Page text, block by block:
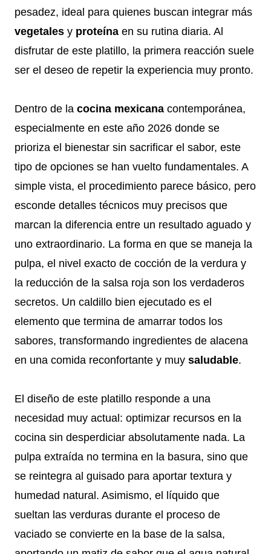
pesadez, ideal para quienes buscan integrar más
vegetales y proteína en su rutina diaria. Al
disfrutar de este platillo, la primera reacción suele
ser el deseo de repetir la experiencia muy pronto.
Dentro de la cocina mexicana contemporánea,
especialmente en este año 2026 donde se
prioriza el bienestar sin sacrificar el sabor, este
tipo de opciones se han vuelto fundamentales. A
simple vista, el procedimiento parece básico, pero
esconde detalles técnicos muy precisos que
marcan la diferencia entre un resultado aguado y
uno extraordinario. La forma en que se maneja la
pulpa, el nivel exacto de cocción de la verdura y
la reducción de la salsa roja son los verdaderos
secretos. Un caldillo bien ejecutado es el
elemento que termina de amarrar todos los
sabores, transformando ingredientes de alacena
en una comida reconfortante y muy saludable.
El diseño de este platillo responde a una
necesidad muy actual: optimizar recursos en la
cocina sin desperdiciar absolutamente nada. La
pulpa extraída no termina en la basura, sino que
se reintegra al guisado para aportar textura y
humedad natural. Asimismo, el líquido que
sueltan las verduras durante el proceso de
vaciado se convierte en la base de la salsa,